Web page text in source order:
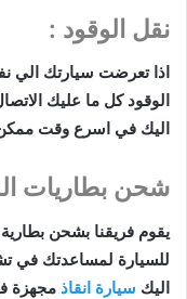
نقل الوقود :
اذا تعرضت سيارتك الي
الوقود كل ما عليك
اليك في اسرع وقت ممكن
شحن بطاريات
يقوم فريقنا بشحن بطارية
للسيارة لمساعدتك في
اليك سيارة انقاذ مجهزة